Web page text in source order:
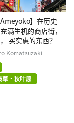
】在历史
满生机的商店街，
买实惠的东西？
Komatsuzaki
草・秋叶原